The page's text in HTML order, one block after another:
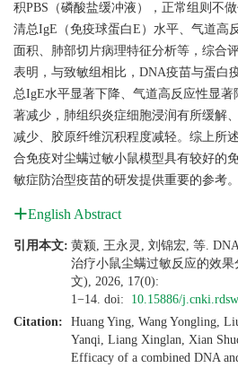
积PBS（磷酸盐缓冲液），正常组则不
清总IgE（免疫球蛋白E）水平、气道高
面积、肺部切片病理特征分析等，综合
表明，与致敏组相比，DNA疫苗与蛋白
总IgE水平显著下降、气道高反应性显著
著减少，肺组织炎症细胞浸润有所缓解
减少、胶原纤维沉积程度减轻。综上所
合免疫对尘螨过敏小鼠模型具有较好的
敏症防治型疫苗的研发提供重要的参考。
English Abstract
引用本文: 黄颍, 王永灵, 刘锦宏, 等.
治疗小鼠尘螨过敏反应的效
文), 2026, 17(0):
1−14. doi: 10.15886/
Citation:
Huang Ying, Wang Yongling,
Yanqi, Liang Xinglan, Xian
Efficacy of a combined DNA